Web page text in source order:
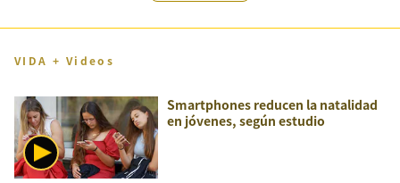
VIDA + Videos
Smartphones reducen la natalidad
en jóvenes, según estudio